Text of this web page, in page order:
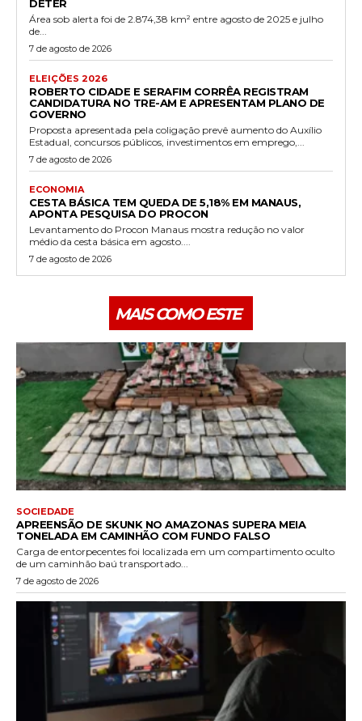
DETER
Área sob alerta foi de 2.874,38 km² entre agosto de 2025 e julho
de...
7 de agosto de 2026
ELEIÇÕES 2026
ROBERTO CIDADE E SERAFIM CORRÊA REGISTRAM
CANDIDATURA NO TRE-AM E APRESENTAM PLANO DE
GOVERNO
Proposta apresentada pela coligação prevê aumento do Auxílio
Estadual, concursos públicos, investimentos em emprego,...
7 de agosto de 2026
ECONOMIA
CESTA BÁSICA TEM QUEDA DE 5,18% EM MANAUS,
APONTA PESQUISA DO PROCON
Levantamento do Procon Manaus mostra redução no valor
médio da cesta básica em agosto....
7 de agosto de 2026
MAIS COMO ESTE
SOCIEDADE
APREENSÃO DE SKUNK NO AMAZONAS SUPERA MEIA
TONELADA EM CAMINHÃO COM FUNDO FALSO
Carga de entorpecentes foi localizada em um compartimento oculto
de um caminhão baú transportado...
7 de agosto de 2026